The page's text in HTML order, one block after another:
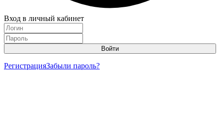
Вход в личный кабинет
РегистрацияЗабыли пароль?